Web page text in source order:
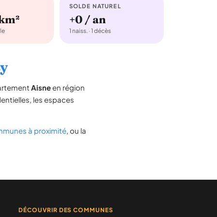
SOLDE NATUREL
+0 / an
1 naiss. · 1 décès
Aisneen région
les espaces
à proximité, ou la
DÉCOUVRIR DES COMMUNES